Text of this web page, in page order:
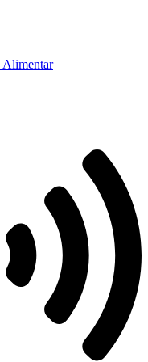
Alimentar